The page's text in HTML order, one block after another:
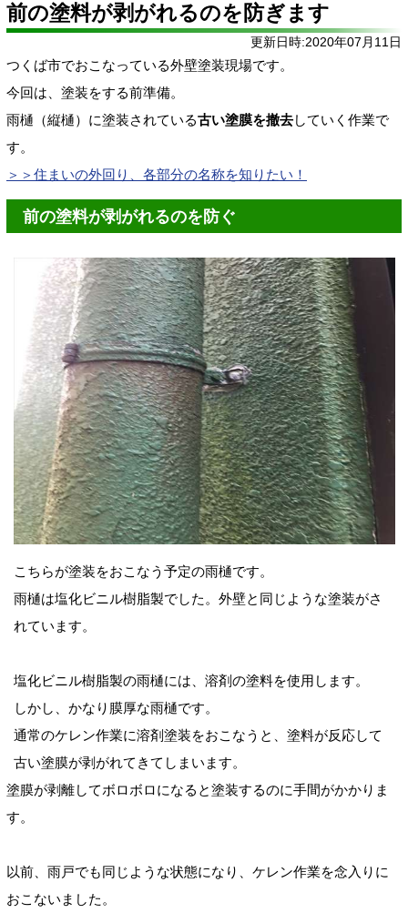
前の塗料が剥がれるのを防ぎます
更新日時:2020年07月11日
つくば市でおこなっている外壁塗装現場です。
今回は、塗装をする前準備。
雨樋（縦樋）に塗装されている古い塗膜を撤去していく作業で
す。
＞＞住まいの外回り、各部分の名称を知りたい！
前の塗料が剥がれるのを防ぐ
こちらが塗装をおこなう予定の雨樋です。
雨樋は塩化ビニル樹脂製でした。外壁と同じような塗装がさ
れています。
塩化ビニル樹脂製の雨樋には、溶剤の塗料を使用します。
しかし、かなり膜厚な雨樋です。
通常のケレン作業に溶剤塗装をおこなうと、塗料が反応して
古い塗膜が剥がれてきてしまいます。
塗膜が剥離してボロボロになると塗装するのに手間がかかりま
す。
以前、雨戸でも同じような状態になり、ケレン作業を念入りに
おこないました。